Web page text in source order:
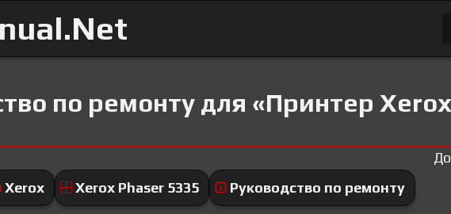
по ремонту для «Принтер
Xerox Xerox Phaser 5335 Руководство по ремонту